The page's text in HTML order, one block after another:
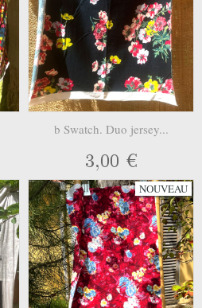
b Swatch. Duo jersey...
3,00 €
NOUVEAU